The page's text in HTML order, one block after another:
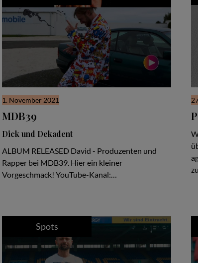
1. November 2021
MDB39
Dick und Dekadent
ALBUM RELEASED David - Produzenten und
Rapper bei MDB39. Hier ein kleiner
Vorgeschmack! YouTube-Kanal:…
Spots